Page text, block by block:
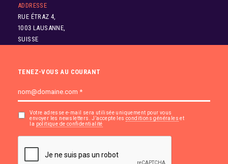
ADDRESSE
RUE ÉTRAZ 4,
1003 LAUSANNE,
SUISSE
TENEZ-VOUS AU COURANT
Votre adresse e-mail sera utilisée uniquement pour vous
envoyer les newsletters. J’accepte lesconditions générales et
la politique de confidentialité